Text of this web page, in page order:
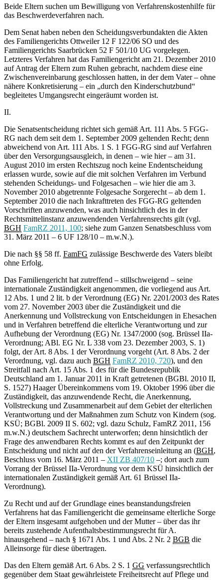
Beide Eltern suchen um Bewilligung von Verfahrenskostenhilfe für
das Beschwerdeverfahren nach.
Dem Senat haben neben den Scheidungsverbundakten die Akten
des Familiengerichts Ottweiler 12 F 122/06 SO und des
Familiengerichts Saarbrücken 52 F 501/10 UG vorgelegen.
Letzteres Verfahren hat das Familiengericht am 21. Dezember 2010
auf Antrag der Eltern zum Ruhen gebracht, nachdem diese eine
Zwischenvereinbarung geschlossen hatten, in der dem Vater – ohne
nähere Konkretisierung – ein „durch den Kinderschutzbund“
begleitetes Umgangsrecht eingeräumt worden ist.
II.
Die Senatsentscheidung richtet sich gemäß Art. 111 Abs. 5 FGG-
RG nach dem seit dem 1. September 2009 geltenden Recht; denn
abweichend von Art. 111 Abs. 1 S. 1 FGG-RG sind auf Verfahren
über den Versorgungsausgleich, in denen – wie hier – am 31.
August 2010 im ersten Rechtszug noch keine Endentscheidung
erlassen wurde, sowie auf die mit solchen Verfahren im Verbund
stehenden Scheidungs- und Folgesachen – wie hier die am 3.
November 2010 abgetrennte Folgesache Sorgerecht – ab dem 1.
September 2010 die nach Inkrafttreten des FGG-RG geltenden
Vorschriften anzuwenden, was auch hinsichtlich des in der
Rechtsmittelinstanz anzuwendenden Verfahrensrechts gilt (vgl.
BGH FamRZ 2011, 100; siehe zum Ganzen Senatsbeschluss vom
31. März 2011 – 6 UF 128/10 – m.w.N.).
Die nach §§ 58 ff. FamFG zulässige Beschwerde des Vaters bleibt
ohne Erfolg.
Das Familiengericht hat zutreffend – stillschweigend – seine
internationale Zuständigkeit angenommen, die vorliegend aus Art.
12 Abs. 1 und 2 lit. b der Verordnung (EG) Nr. 2201/2003 des Rates
vom 27. November 2003 über die Zuständigkeit und die
Anerkennung und Vollstreckung von Entscheidungen in Ehesachen
und in Verfahren betreffend die elterliche Verantwortung und zur
Aufhebung der Verordnung (EG) Nr. 1347/2000 (sog. Brüssel IIa-
Verordnung; ABl. EG Nr. L 338 vom 23. Dezember 2003, S. 1)
folgt, der Art. 8 Abs. 1 der Verordnung vorgeht (Art. 8 Abs. 2 der
Verordnung, vgl. dazu auch BGH FamRZ 2010, 720), und den
Streitfall nach Art. 15 Abs. 1 des für die Bundesrepublik
Deutschland am 1. Januar 2011 in Kraft getretenen (BGBl. 2010 II,
S. 1527) Haager Übereinkommens vom 19. Oktober 1996 über die
Zuständigkeit, das anzuwendende Recht, die Anerkennung,
Vollstreckung und Zusammenarbeit auf dem Gebiet der elterlichen
Verantwortung und der Maßnahmen zum Schutz von Kindern (sog.
KSÜ; BGBl. 2009 II S. 602; vgl. dazu Schulz, FamRZ 2011, 156
m.w.N.) deutschem Sachrecht unterworfen; denn hinsichtlich der
Frage des anwendbaren Rechts kommt es auf den Zeitpunkt der
Entscheidung und nicht auf den der Verfahrenseinleitung an (BGH,
Beschluss vom 16. März 2011 – XII ZB 407/10 –; dort auch zum
Vorrang der Brüssel IIa-Verordnung vor dem KSÜ hinsichtlich der
internationalen Zuständigkeit gemäß Art. 61 Brüssel IIa-
Verordnung).
Zu Recht und auf der Grundlage eines beanstandungsfreien
Verfahrens hat das Familiengericht die gemeinsame elterliche Sorge
der Eltern insgesamt aufgehoben und der Mutter – über das ihr
bereits zustehende Aufenthaltsbestimmungsrecht für A.
hinausgehend – nach § 1671 Abs. 1 und Abs. 2 Nr. 2 BGB die
Alleinsorge für diese übertragen.
Das den Eltern gemäß Art. 6 Abs. 2 S. 1 GG verfassungsrechtlich
gegenüber dem Staat gewährleistete Freiheitsrecht auf Pflege und